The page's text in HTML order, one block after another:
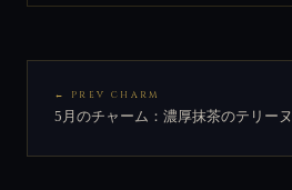
← PREV CHARM
5月のチャーム：濃厚抹茶のテリーヌ